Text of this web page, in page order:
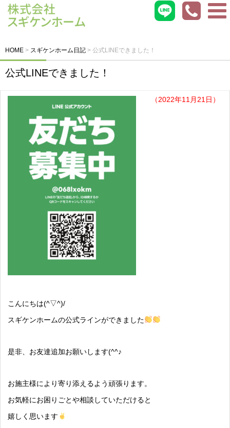
HOME > スギケンホーム日記 > 公式LINEできました！
公式LINEできました！
（2022年11月21日）
こんにちは(^▽^)/
スギケンホームの公式ラインができました
是非、お友達追加お願いします(^^♪
お施主様により寄り添えるよう頑張ります。
お気軽にお困りごとや相談していただけると
嬉しく思います